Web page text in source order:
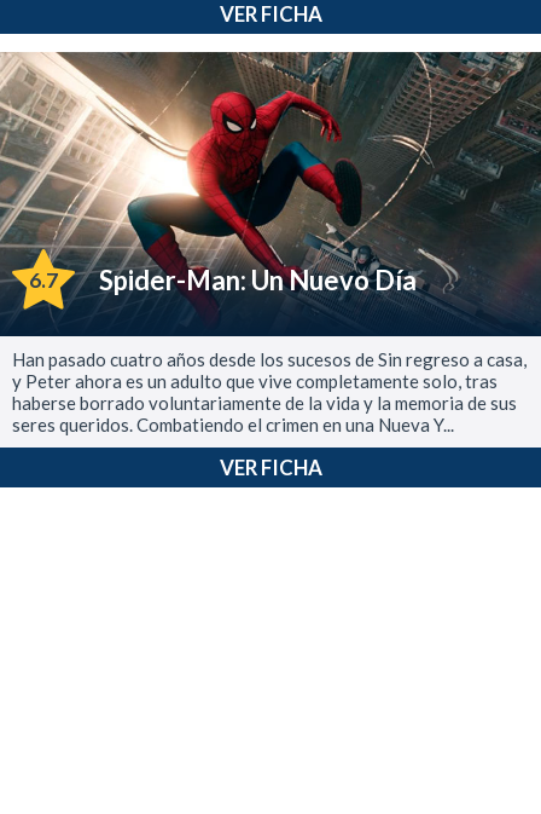
VER FICHA
6.7 Spider-Man: Un Nuevo Día
Han pasado cuatro años desde los sucesos de Sin regreso a casa,
y Peter ahora es un adulto que vive completamente solo, tras
haberse borrado voluntariamente de la vida y la memoria de sus
seres queridos. Combatiendo el crimen en una Nueva Y...
VER FICHA